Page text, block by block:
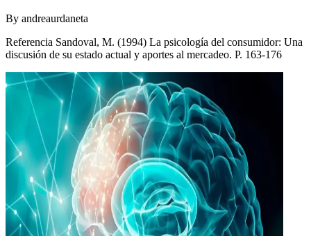
By andreaurdaneta
Referencia Sandoval, M. (1994) La psicología del consumidor: Una
discusión de su estado actual y aportes al mercadeo. P. 163-176